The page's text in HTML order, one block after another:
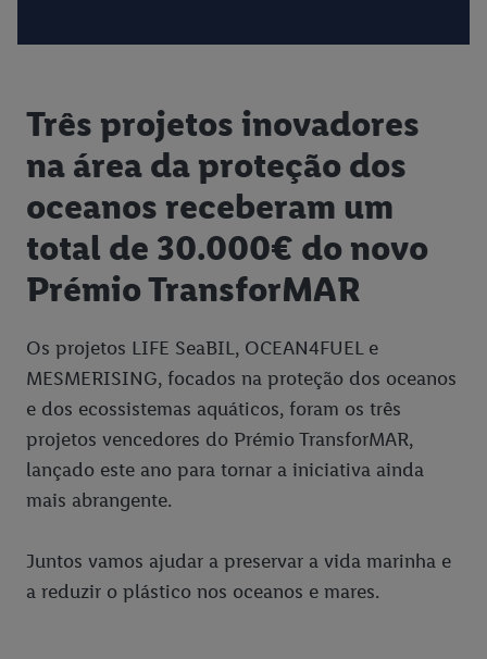
Três projetos inovadores
na área da proteção dos
oceanos receberam um
total de 30.000€ do novo
Prémio TransforMAR
Os projetos LIFE SeaBIL, OCEAN4FUEL e
MESMERISING, focados na proteção dos oceanos
e dos ecossistemas aquáticos, foram os três
projetos vencedores do Prémio TransforMAR,
lançado este ano para tornar a iniciativa ainda
mais abrangente.
Juntos vamos ajudar a preservar a vida marinha e
a reduzir o plástico nos oceanos e mares.